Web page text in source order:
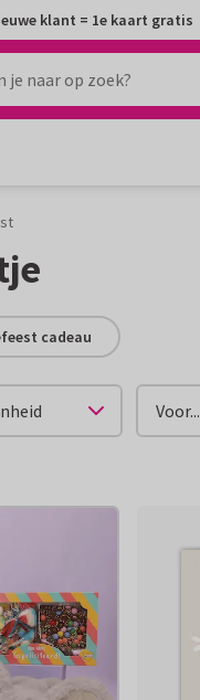
klant = 1e kaart gratis
cadeau
Voor...